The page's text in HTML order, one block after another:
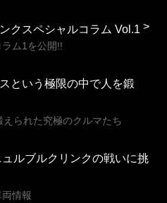
クスペシャルコラム Vol.1
ム1を公開!!
という極限の中で人を鍛
られた究極のクルマたち
ルブルクリンクの戦いに挑
情報